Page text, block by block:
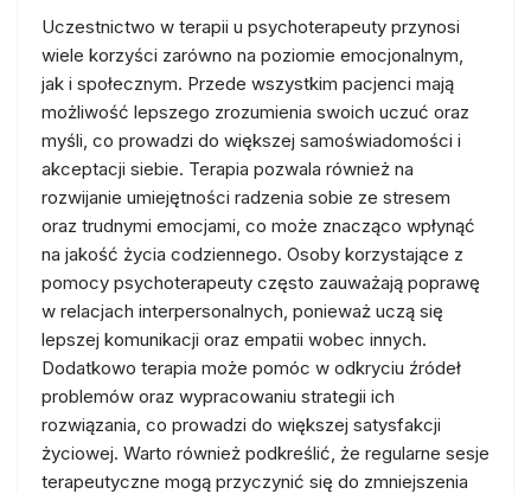
Uczestnictwo w terapii u psychoterapeuty przynosi
wiele korzyści zarówno na poziomie emocjonalnym,
jak i społecznym. Przede wszystkim pacjenci mają
możliwość lepszego zrozumienia swoich uczuć oraz
myśli, co prowadzi do większej samoświadomości i
akceptacji siebie. Terapia pozwala również na
rozwijanie umiejętności radzenia sobie ze stresem
oraz trudnymi emocjami, co może znacząco wpłynąć
na jakość życia codziennego. Osoby korzystające z
pomocy psychoterapeuty często zauważają poprawę
w relacjach interpersonalnych, ponieważ uczą się
lepszej komunikacji oraz empatii wobec innych.
Dodatkowo terapia może pomóc w odkryciu źródeł
problemów oraz wypracowaniu strategii ich
rozwiązania, co prowadzi do większej satysfakcji
życiowej. Warto również podkreślić, że regularne sesje
terapeutyczne mogą przyczynić się do zmniejszenia